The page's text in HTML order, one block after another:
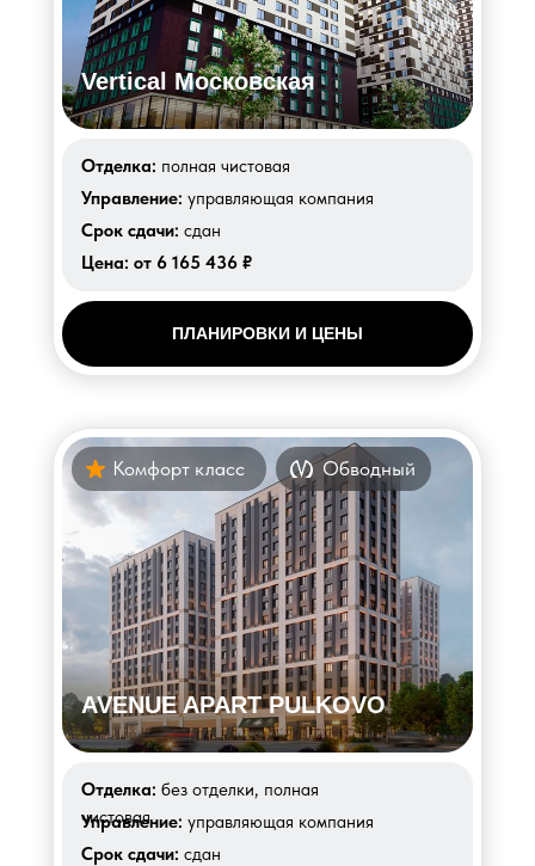
AVENUE APART PULKOVO
Комфорт класс
Срок сдачи: сдан
Управление: управляющая компания
Отделка: без отделки, полная
чистовая
Обводный
Vertical Московская
Цена: от 6 165 436 ₽
Срок сдачи: сдан
Управление: управляющая компания
Отделка: полная чистовая
ПЛАНИРОВКИ И ЦЕНЫ